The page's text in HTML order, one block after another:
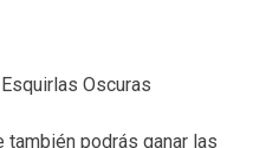
Oscuras
también podrás ganar las